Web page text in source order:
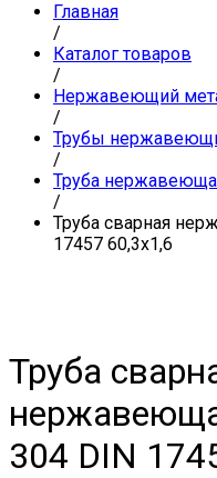
Главная
/
Каталог товаров
/
Нержавеющий
/
Трубы
/
Труба
/
Труба сварная
17457 60,3х1,6
Труба
304 DIN